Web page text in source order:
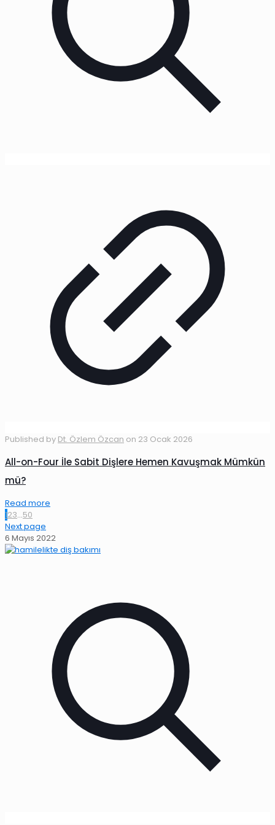
Published by Dt. Özlem Özcan on 23 Ocak 2026
All-on-Four İle Sabit Dişlere Hemen Kavuşmak Mümkün
mü?
Read more
123...50
Next page
6 Mayıs 2022